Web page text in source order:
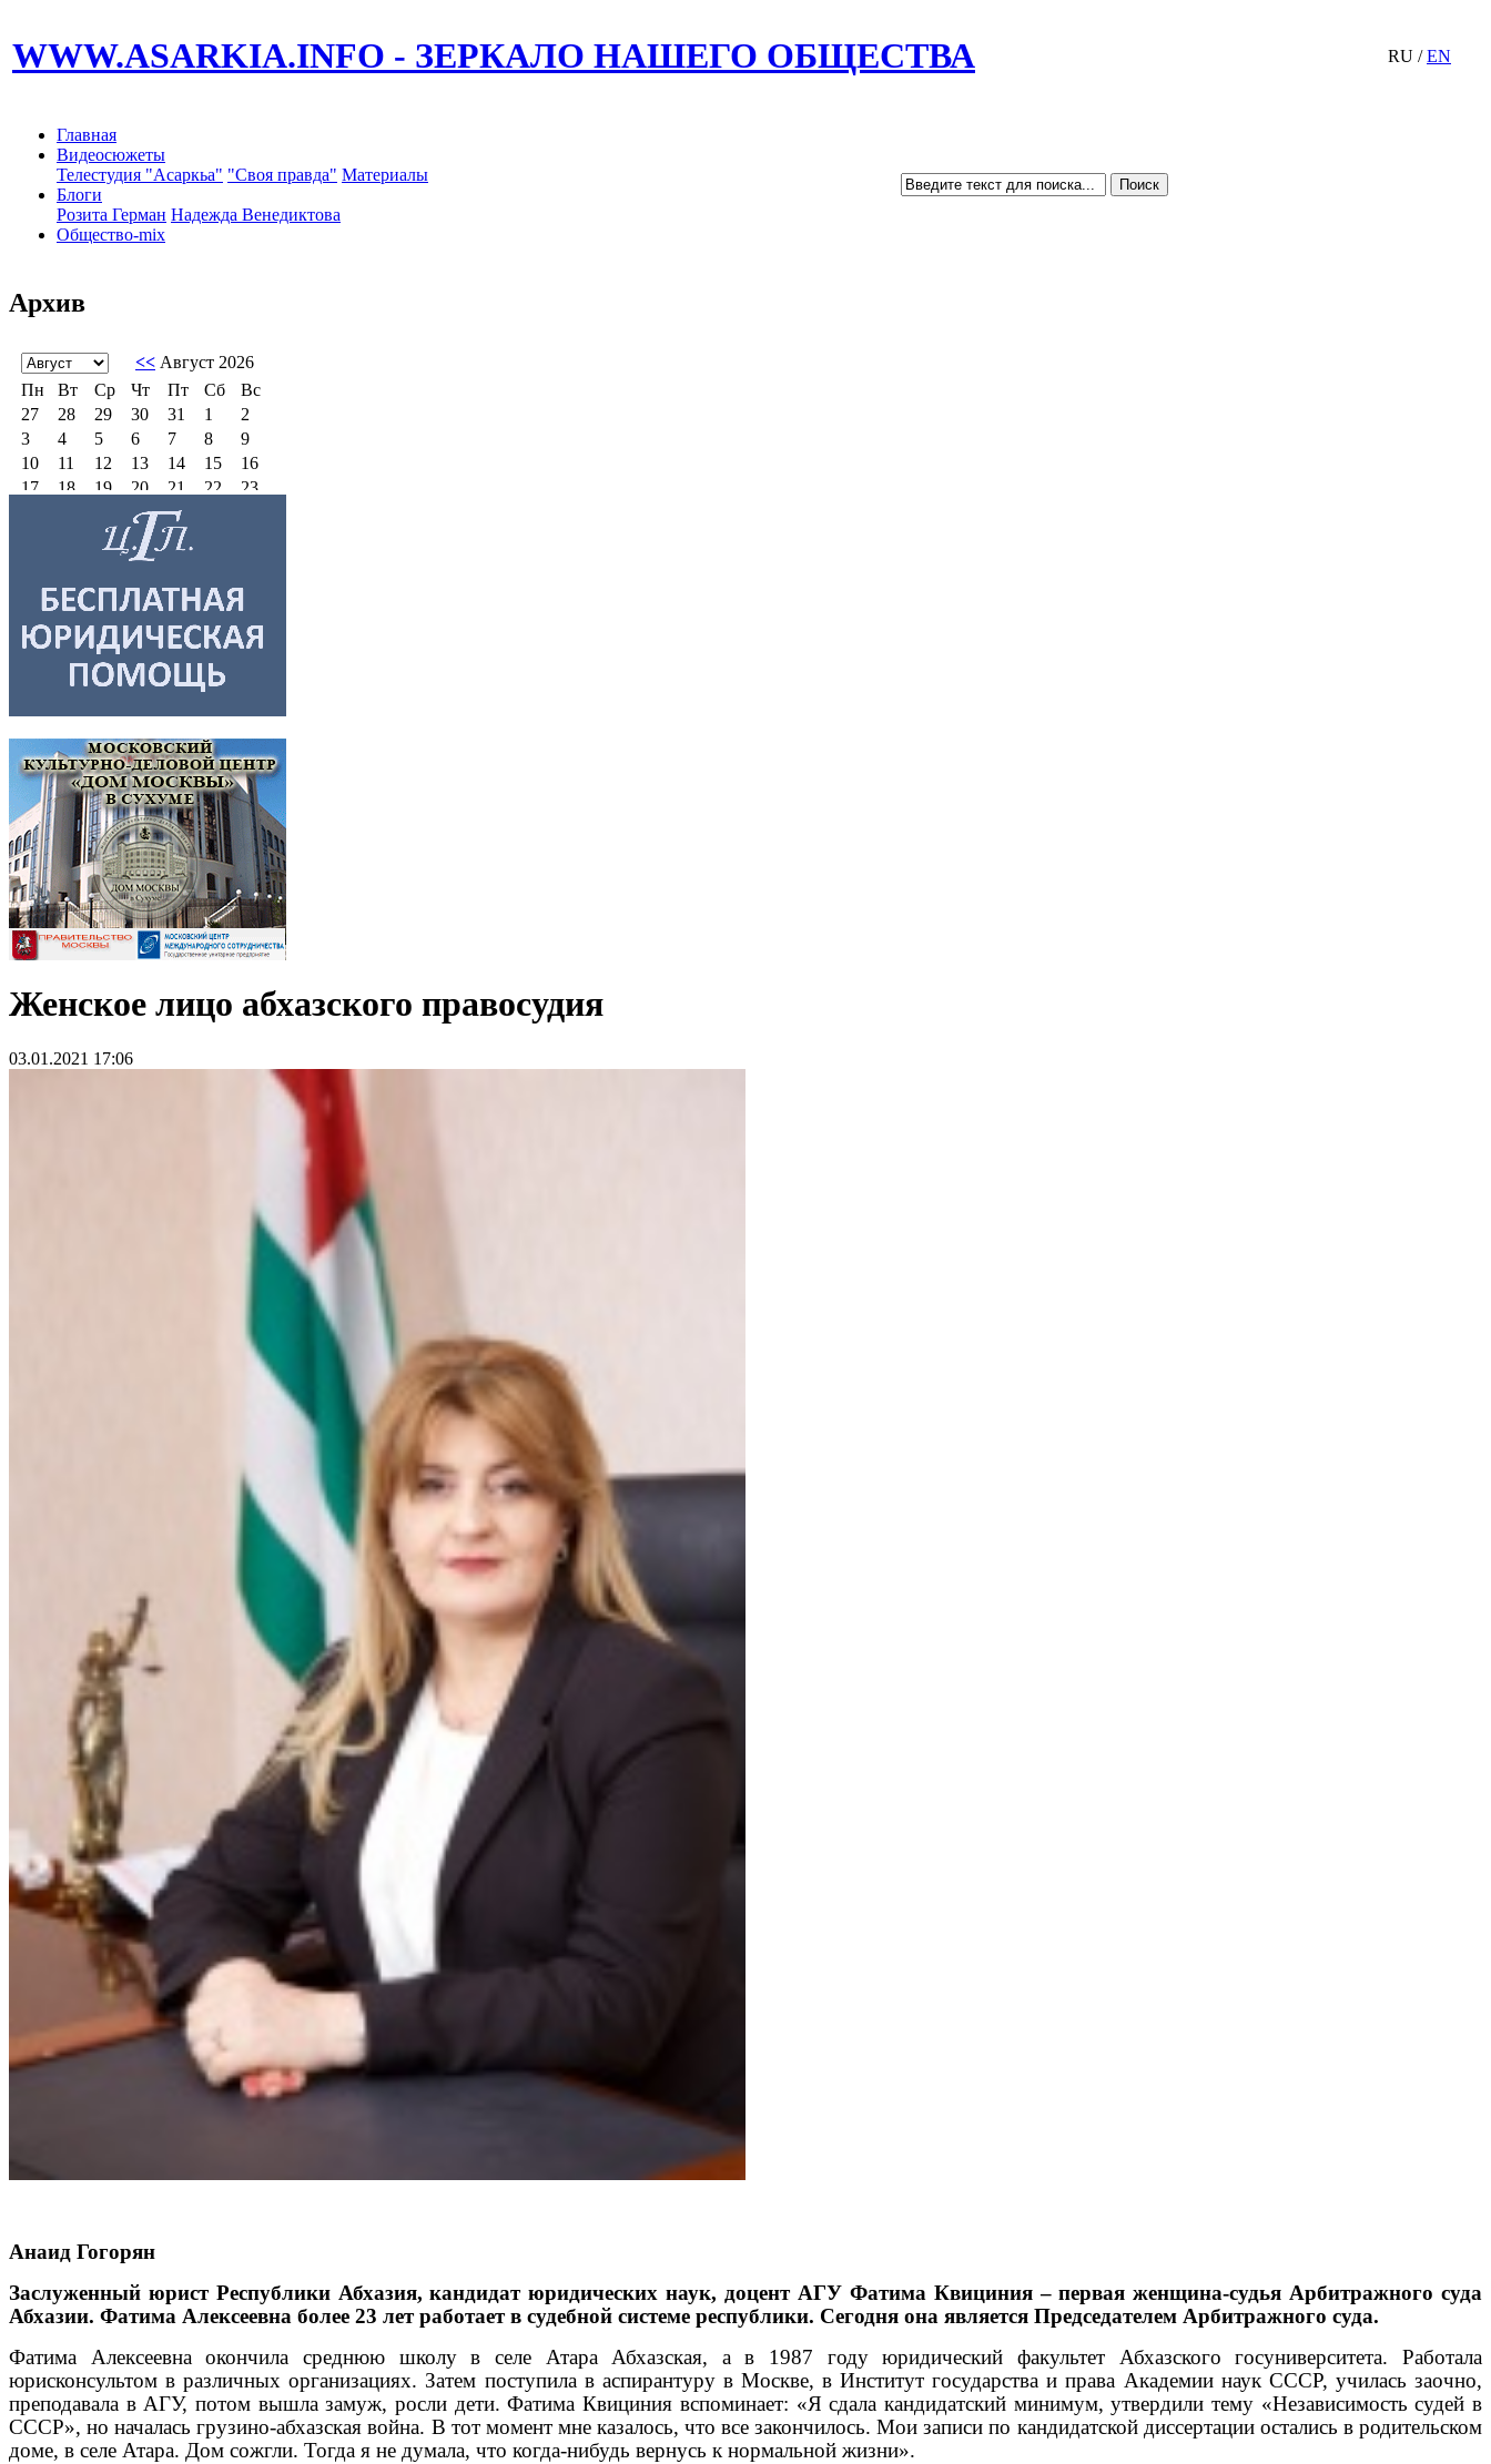
WWW.ASARKIA.INFO - ЗЕРКАЛО НАШЕГО ОБЩЕСТВА RU /EN
Главная
Видеосюжеты
Телестудия "Асаркьа" "Своя правда" Материалы
Блоги
Розита Герман Надежда Венедиктова
Общество-mix
Архив
Женское лицо абхазского правосудия
03.01.2021 17:06
Анаид Гогорян
Заслуженный юрист Республики Абхазия, кандидат юридических наук, доцент АГУ Фатима Квициния – первая женщина-судья Арбитражного суда
Абхазии. Фатима Алексеевна более 23 лет работает в судебной системе республики. Сегодня она является Председателем Арбитражного суда.
Фатима Алексеевна окончила среднюю школу в селе Атара Абхазская, а в 1987 году юридический факультет Абхазского госуниверситета. Работала
юрисконсультом в различных организациях. Затем поступила в аспирантуру в Москве, в Институт государства и права Академии наук СССР, училась заочно,
преподавала в АГУ, потом вышла замуж, росли дети. Фатима Квициния вспоминает: «Я сдала кандидатский минимум, утвердили тему «Независимость судей в
СССР», но началась грузино-абхазская война. В тот момент мне казалось, что все закончилось. Мои записи по кандидатской диссертации остались в родительском
доме, в селе Атара. Дом сожгли. Тогда я не думала, что когда-нибудь вернусь к нормальной жизни».